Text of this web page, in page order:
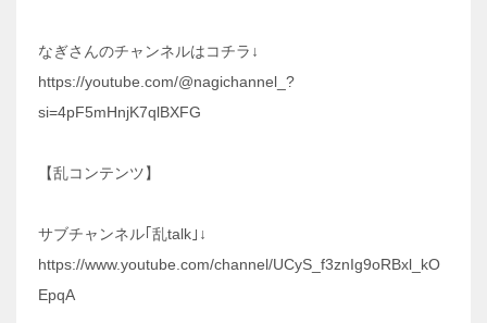
なぎさんのチャンネルはコチラ↓
https://youtube.com/@nagichannel_?
si=4pF5mHnjK7qlBXFG
【乱コンテンツ】
サブチャンネル｢乱talk｣↓
https://www.youtube.com/channel/UCyS_f3znIg9oRBxl_kO
EpqA